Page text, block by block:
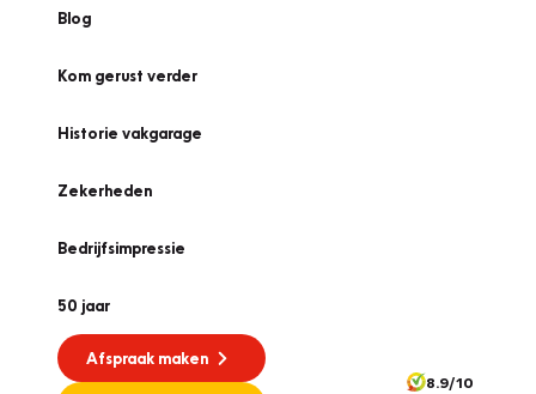
Blog
Kom gerust verder
Historie vakgarage
Zekerheden
Bedrijfsimpressie
50 jaar
Afspraak maken
8.9/10